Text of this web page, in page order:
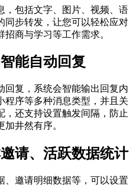
，包括文字、图片、视频、语
同步转发，让您可以轻松应对
商与学习等工作需求。
能自动回复
回复，系统会智能输出回复内
程序等多种消息类型，并且关
，还支持设置触发间隔，防止
井然有序。
请、活跃数据统计
、邀请明细数据等，可以设置